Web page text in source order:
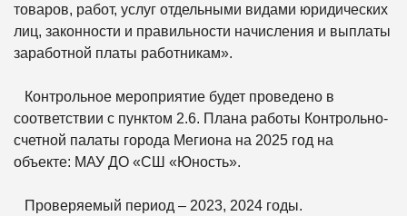
товаров, работ, услуг отдельными видами юридических
лиц, законности и правильности начисления и выплаты
заработной платы работникам».
Контрольное мероприятие будет проведено в
соответствии с пунктом 2.6. Плана работы Контрольно-
счетной палаты города Мегиона на 2025 год на
объекте: МАУ ДО «СШ «Юность».
Проверяемый период – 2023, 2024 годы.